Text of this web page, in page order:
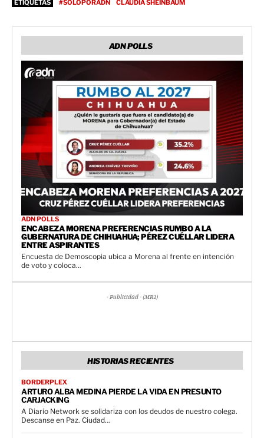
ETIQUETAS #SOLOPORADN CLAUDIA SHEINBAUM
ADN POLLS
ADN POLLS
ENCABEZA MORENA PREFERENCIAS RUMBO A LA
GUBERNATURA DE CHIHUAHUA; PÉREZ CUÉLLAR LIDERA
ENTRE ASPIRANTES
Encuesta de Demoscopia ubica a Morena al frente en intención
de voto y coloca...
- Publicidad - (MR1)
HISTORIAS RECIENTES
BORDERPLEX
ARTURO ALBA MEDINA PIERDE LA VIDA EN PRESUNTO
CARJACKING
A Diario Network se solidariza con los deudos de nuestro colega.
Descanse en Paz. Ciudad...